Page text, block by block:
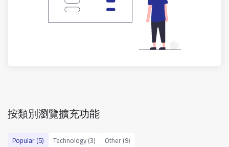
按類別瀏覽擴充功能
Popular (5) Technology (3) Other (9)